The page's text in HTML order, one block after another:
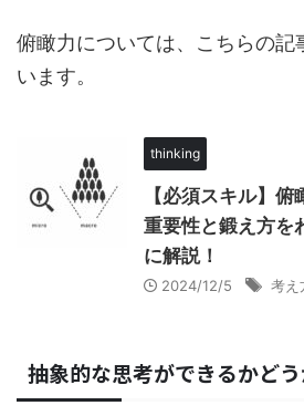
俯瞰力については、こちらの記
います。
thinking
【必須スキル】
重要性と鍛え方を
に解説！
2024/12/5 考え
抽象的な思考ができるかど